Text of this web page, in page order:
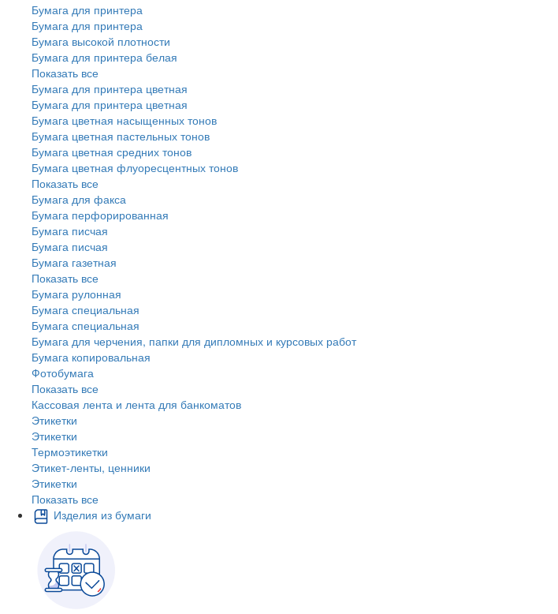
Бумага для принтера
Бумага для принтера
Бумага высокой плотности
Бумага для принтера белая
Показать все
Бумага для принтера цветная
Бумага для принтера цветная
Бумага цветная насыщенных тонов
Бумага цветная пастельных тонов
Бумага цветная средних тонов
Бумага цветная флуоресцентных тонов
Показать все
Бумага для факса
Бумага перфорированная
Бумага писчая
Бумага писчая
Бумага газетная
Показать все
Бумага рулонная
Бумага специальная
Бумага специальная
Бумага для черчения, папки для дипломных и курсовых работ
Бумага копировальная
Фотобумага
Показать все
Кассовая лента и лента для банкоматов
Этикетки
Этикетки
Термоэтикетки
Этикет-ленты, ценники
Этикетки
Показать все
Изделия из бумаги